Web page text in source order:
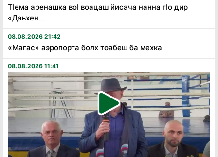
Тӏема аренашка воӏ воацаш йисача нанна гӏо дир
«Даьхен...
08.08.2026 21:42
«Магас» аэропорта болх тоабеш ба мехка
08.08.2026 11:41